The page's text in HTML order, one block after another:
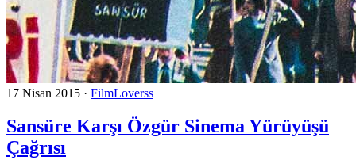
17 Nisan 2015 · FilmLoverss
Sansüre Karşı Özgür Sinema Yürüyüşü
Çağrısı